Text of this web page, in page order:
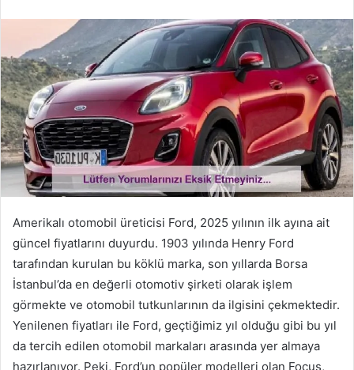
Amerikalı otomobil üreticisi Ford, 2025 yılının ilk ayına ait
güncel fiyatlarını duyurdu. 1903 yılında Henry Ford
tarafından kurulan bu köklü marka, son yıllarda Borsa
İstanbul’da en değerli otomotiv şirketi olarak işlem
görmekte ve otomobil tutkunlarının da ilgisini çekmektedir.
Yenilenen fiyatları ile Ford, geçtiğimiz yıl olduğu gibi bu yıl
da tercih edilen otomobil markaları arasında yer almaya
hazırlanıyor. Peki, Ford’un popüler modelleri olan Focus,